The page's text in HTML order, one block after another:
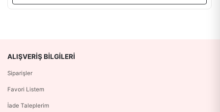
ALIŞVERIŞ BILGILERI
Siparişler
Favori Listem
İade Taleplerim